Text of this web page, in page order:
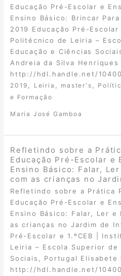
Educação Pré-Escolar e
Ensino Básico: Brincar
2019 Educação Pré-
Politécnico de Leiria –
Educação e Ciências
Andreia da Silva Henriques |
http://hdl.handle.net/
2019 Leiria master's
e Formação
Maria José Gamboa
Refletindo sobre a
Educação Pré-Escolar e
Ensino Básico: Falar,
com as crianças no
Refletindo sobre a Prática
Educação Pré-Escolar e
Ensino Básico: Falar, Ler e
as crianças no Jardim de
Pré-Escolar e 1.ºCEB |
Leiria – Escola Superior de
Sociais, Portugal Elisabete
http://hdl.handle.net/